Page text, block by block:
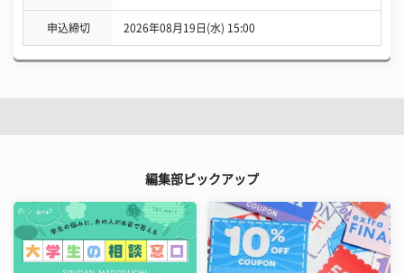
申込締切 2026年08月19日(水) 15:00
編集部ピックアップ